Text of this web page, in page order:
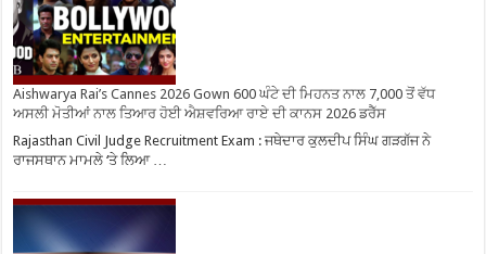
Aishwarya Rai’s Cannes 2026 Gown 600 ਘੰਟੇ ਦੀ ਮਿਹਨਤ ਨਾਲ 7,000 ਤੋਂ ਵੱਧ
ਅਸਲੀ ਮੋਤੀਆਂ ਨਾਲ ਤਿਆਰ ਹੋਈ ਐਸ਼ਵਰਿਆ ਰਾਏ ਦੀ ਕਾਨਸ 2026 ਡਰੈੱਸ
Rajasthan Civil Judge Recruitment Exam : ਜਥੇਦਾਰ ਕੁਲਦੀਪ ਸਿੰਘ ਗੜਗੱਜ ਨੇ
ਰਾਜਸਥਾਨ ਮਾਮਲੇ ‘ਤੇ ਲਿਆ …